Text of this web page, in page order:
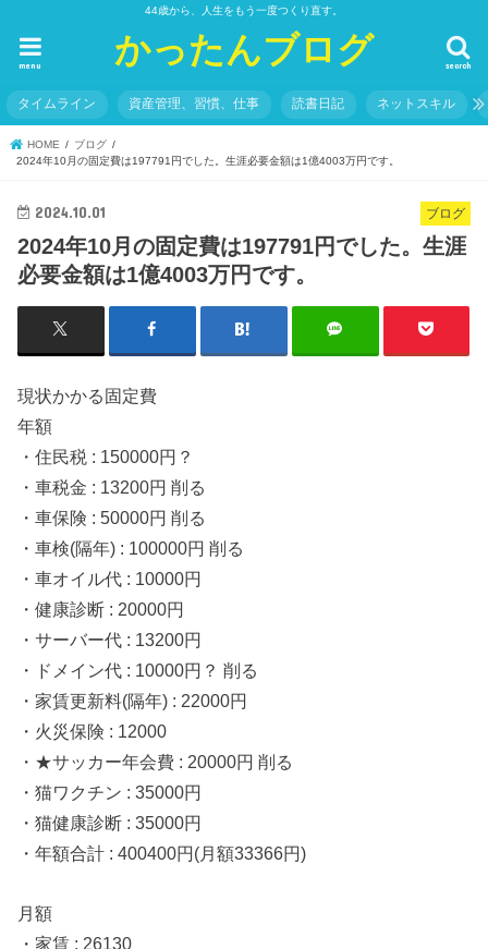
44歳から、人生をもう一度つくり直す。
かったんブログ search
menu
タイムライン 資産管理、習慣、仕事 読書日記 ネットスキル
HOME
ブログ
2024年10月の固定費は197791円でした。生涯必要金額は1億4003万円です。
ブログ
2024.10.01
2024年10月の固定費は197791円でした。生涯
必要金額は1億4003万円です。
現状かかる固定費
年額
・住民税 : 150000円？
・車税金 : 13200円 削る
・車保険 : 50000円 削る
・車検(隔年) : 100000円 削る
・車オイル代 : 10000円
・健康診断 : 20000円
・サーバー代 : 13200円
・ドメイン代 : 10000円？ 削る
・家賃更新料(隔年) : 22000円
・火災保険 : 12000
・★サッカー年会費 : 20000円 削る
・猫ワクチン : 35000円
・猫健康診断 : 35000円
・年額合計 : 400400円(月額33366円)
月額
・家賃 : 26130